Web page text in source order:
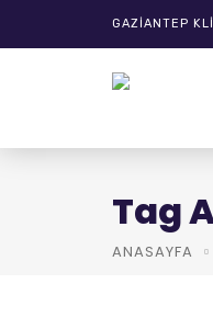
GAZIANTEP
Tag
ANASAYFA